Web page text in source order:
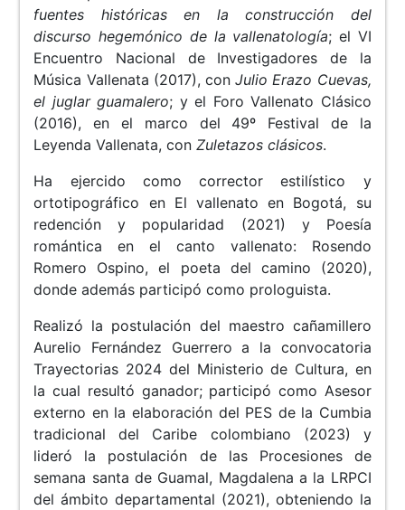
fuentes históricas en la construcción del
discurso hegemónico de la vallenatología; el VI
Encuentro Nacional de Investigadores de la
Música Vallenata (2017), conJulio Erazo Cuevas,
el juglar guamalero; y el Foro Vallenato Clásico
(2016), en el marco del 49º Festival de la
Leyenda Vallenata, conZuletazos clásicos.
Ha ejercido como corrector estilístico y
ortotipográfico en El vallenato en Bogotá, su
redención y popularidad (2021) y Poesía
romántica en el canto vallenato: Rosendo
Romero Ospino, el poeta del camino (2020),
donde además participó como prologuista.
Realizó la postulación del maestro cañamillero
Aurelio Fernández Guerrero a la convocatoria
Trayectorias 2024 del Ministerio de Cultura, en
la cual resultó ganador; participó como Asesor
externo en la elaboración del PES de la Cumbia
tradicional del Caribe colombiano (2023) y
lideró la postulación de las Procesiones de
semana santa de Guamal, Magdalena a la LRPCI
del ámbito departamental (2021), obteniendo la